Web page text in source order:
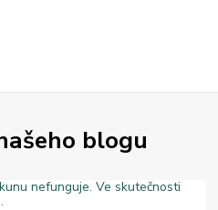
blogu